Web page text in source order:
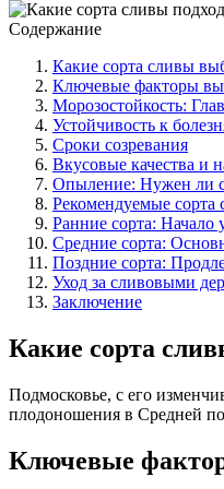
Содержание
Какие сорта сливы
Ключевые факторы
Морозостойкость:
Устойчивость к
Сроки созревания
Вкусовые качества и
Опыление: Нужен ли
Рекомендуемые сорта
Ранние сорта: Начало
Средние сорта:
Поздние сорта:
Уход за сливовыми
Заключение
Какие сорта
Подмосковье, с его
плодоношения в Средней
Ключевые